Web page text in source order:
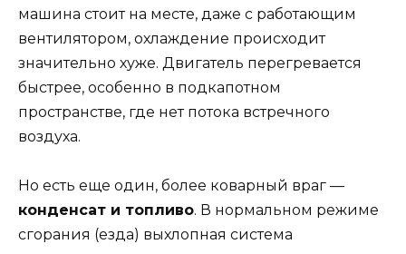
машина стоит на месте, даже с работающим
вентилятором, охлаждение происходит
значительно хуже. Двигатель перегревается
быстрее, особенно в подкапотном
пространстве, где нет потока встречного
воздуха.
Но есть еще один, более коварный враг —
конденсат и топливо. В нормальном режиме
сгорания (езда) выхлопная система